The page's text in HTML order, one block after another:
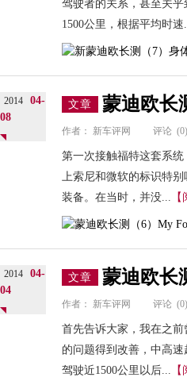
驾驶者的关系，甚至关
1500公里，根据平均时速
2014
04-
08
文章 蒙迪欧长
作者： 新车评网 评论 (0)
第一次接触福特这套系
上索尼和微软的标识特
装备。在当时，并没...
2014
04-
04
文章 蒙迪欧长
作者： 新车评网 评论 (0)
首先告诉大家，我在之
的问题得到改善，中高
驾驶近1500公里以后...